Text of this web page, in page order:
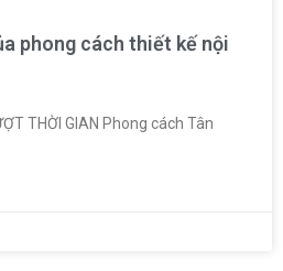
phong cách thiết kế nội
THỜI GIAN Phong cách Tân